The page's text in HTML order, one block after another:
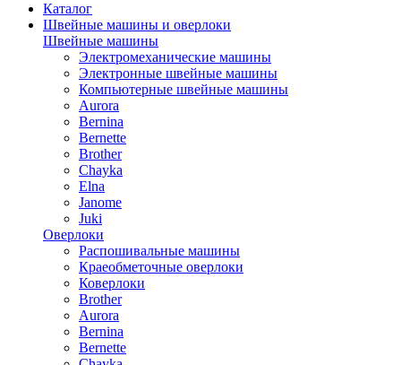
Каталог
Швейные машины и оверлоки
Швейные машины
Электромеханические машины
Электронные швейные машины
Компьютерные швейные машины
Aurora
Bernina
Bernette
Brother
Chayka
Elna
Janome
Juki
Оверлоки
Распошивальные машины
Краеобметочные оверлоки
Коверлоки
Brother
Aurora
Bernina
Bernette